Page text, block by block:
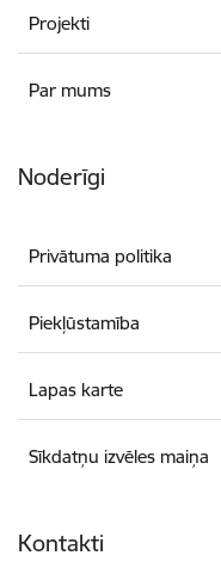
Projekti
Par mums
Noderīgi
Privātuma politika
Piekļūstamība
Lapas karte
Sīkdatņu izvēles maiņa
Kontakti